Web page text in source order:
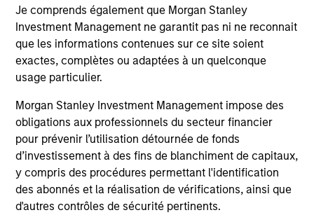
Je comprends également que Morgan Stanley
Investment Management ne garantit pas ni ne reconnait
que les informations contenues sur ce site soient
exactes, complètes ou adaptées à un quelconque
usage particulier.
Morgan Stanley Investment Management impose des
obligations aux professionnels du secteur financier
pour prévenir l’utilisation détournée de fonds
d’investissement à des fins de blanchiment de capitaux,
y compris des procédures permettant l'identification
des abonnés et la réalisation de vérifications, ainsi que
d'autres contrôles de sécurité pertinents.
time horizons. As a result, our portfolio will typically have
a very high active share versus our benchmark with very
low levels of turnover versus our peers.
3
Established Team that is Invested
Our strategies have been continuously managed by our
stable and experienced investment team. A significant
amount of the team’s compensation is tied directly to the
long-term success of our clients. And while we do not
require it, all the members of the investment team have